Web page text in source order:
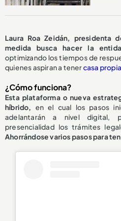
Laura Roa Zeidán, presidenta
medida busca hacer la
optimizando los tiempos de
quienes aspiran a tenercasa
¿Cómo funciona?
Esta plataforma o nueva
híbrido, en el cual los pasos
adelantarán a nivel digital,
presencialidad los trámites
Ahorrándose varios pasos para